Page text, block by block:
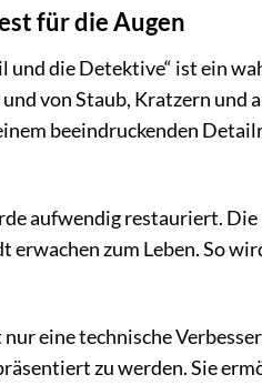
für die Augen
die Detektive“ ist ein
von Staub, Kratzern und
beeindruckenden
aufwendig restauriert.
erwachen zum Leben. So
eine technische
zu werden. Sie